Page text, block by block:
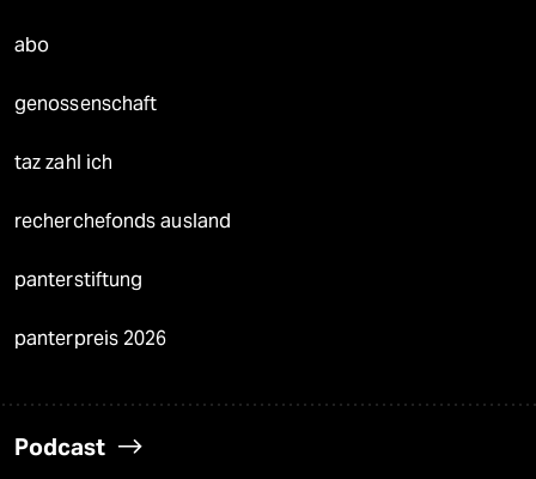
abo
genossenschaft
taz zahl ich
recherchefonds ausland
panterstiftung
panterpreis 2026
Podcast